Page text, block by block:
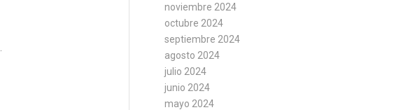
noviembre 2024
octubre 2024
septiembre 2024
agosto 2024
julio 2024
junio 2024
mayo 2024